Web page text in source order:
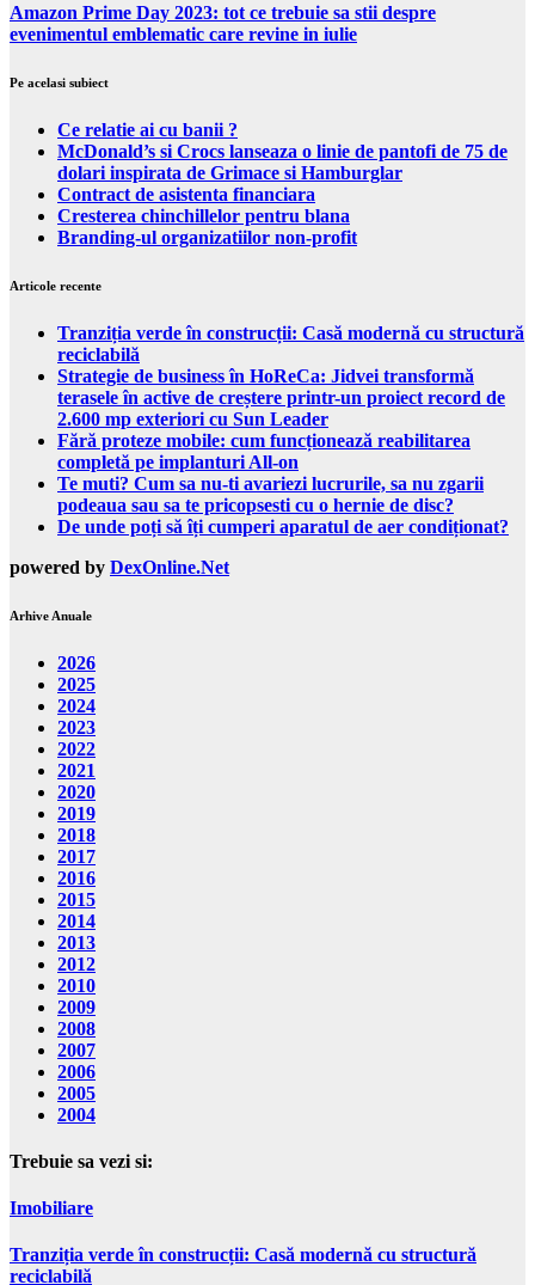
Amazon Prime Day 2023: tot ce trebuie sa stii despre
evenimentul emblematic care revine in iulie
Pe acelasi subiect
Ce relatie ai cu banii ?
McDonald’s si Crocs lanseaza o linie de pantofi de 75 de
dolari inspirata de Grimace si Hamburglar
Contract de asistenta financiara
Cresterea chinchillelor pentru blana
Branding-ul organizatiilor non-profit
Articole recente
Tranziția verde în construcții: Casă modernă cu structură
reciclabilă
Strategie de business în HoReCa: Jidvei transformă
terasele în active de creștere printr-un proiect record de
2.600 mp exteriori cu Sun Leader
Fără proteze mobile: cum funcționează reabilitarea
completă pe implanturi All-on
Te muti? Cum sa nu-ti avariezi lucrurile, sa nu zgarii
podeaua sau sa te pricopsesti cu o hernie de disc?
De unde poți să îți cumperi aparatul de aer condiționat?
powered by DexOnline.Net
Arhive Anuale
2026
2025
2024
2023
2022
2021
2020
2019
2018
2017
2016
2015
2014
2013
2012
2010
2009
2008
2007
2006
2005
2004
Trebuie sa vezi si:
Imobiliare
Tranziția verde în construcții: Casă modernă cu structură
reciclabilă